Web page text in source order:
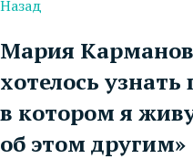
Назад
Мария
хотелось
в котором я
об этом другим»